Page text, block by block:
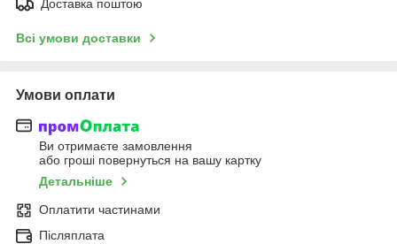
Доставка поштою
Всі умови доставки
Умови оплати
Ви отримаєте замовлення
або гроші повернуться на вашу картку
Детальніше
Оплатити частинами
Післяплата